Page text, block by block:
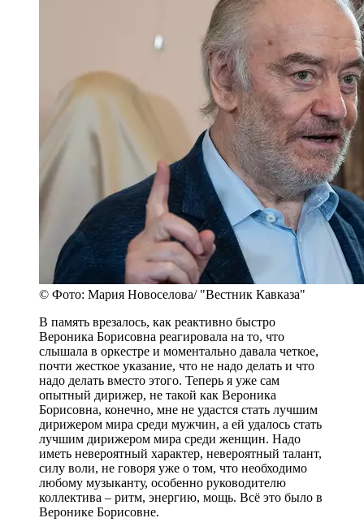
© Фото: Мария Новоселова/ "Вестник Кавказа"
В память врезалось, как реактивно быстро
Вероника Борисовна реагировала на то, что
слышала в оркестре и моментально давала четкое,
почти жесткое указание, что не надо делать и что
надо делать вместо этого. Теперь я уже сам
опытный дирижер, не такой как Вероника
Борисовна, конечно, мне не удастся стать лучшим
дирижером мира среди мужчин, а ей удалось стать
лучшим дирижером мира среди женщин. Надо
иметь невероятный характер, невероятный талант,
силу воли, не говоря уже о том, что необходимо
любому музыканту, особенно руководителю
коллектива – ритм, энергию, мощь. Всё это было в
Веронике Борисовне.